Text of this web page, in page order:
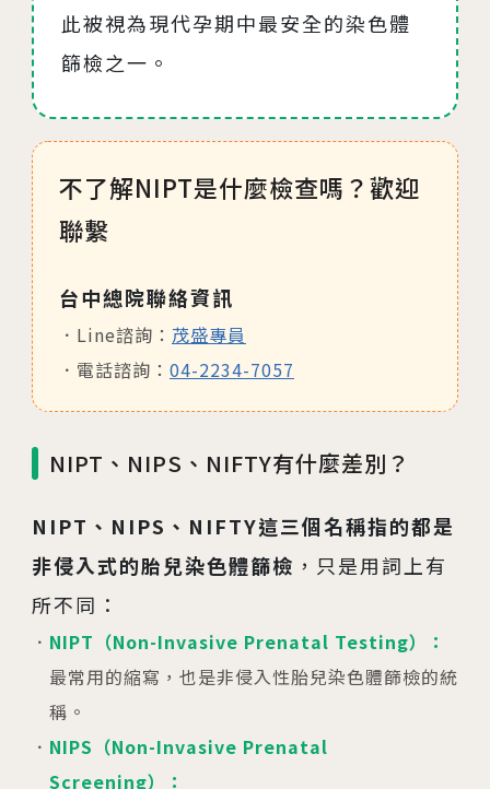
此被視為現代孕期中最安全的染色體
篩檢之一。
不了解NIPT是什麼檢查嗎？歡迎
聯繫
台中總院聯絡資訊
Line諮詢： 茂盛專員
電話諮詢： 04-2234-7057
NIPT、NIPS、NIFTY有什麼差別？
NIPT、NIPS、NIFTY這三個名稱指的都是
非侵入式的胎兒染色體篩檢 ，只是用詞上有
所不同：
NIPT（Non-Invasive Prenatal Testing）：
最常用的縮寫，也是非侵入性胎兒染色體篩檢的統
稱。
NIPS（Non-Invasive Prenatal
Screening）：